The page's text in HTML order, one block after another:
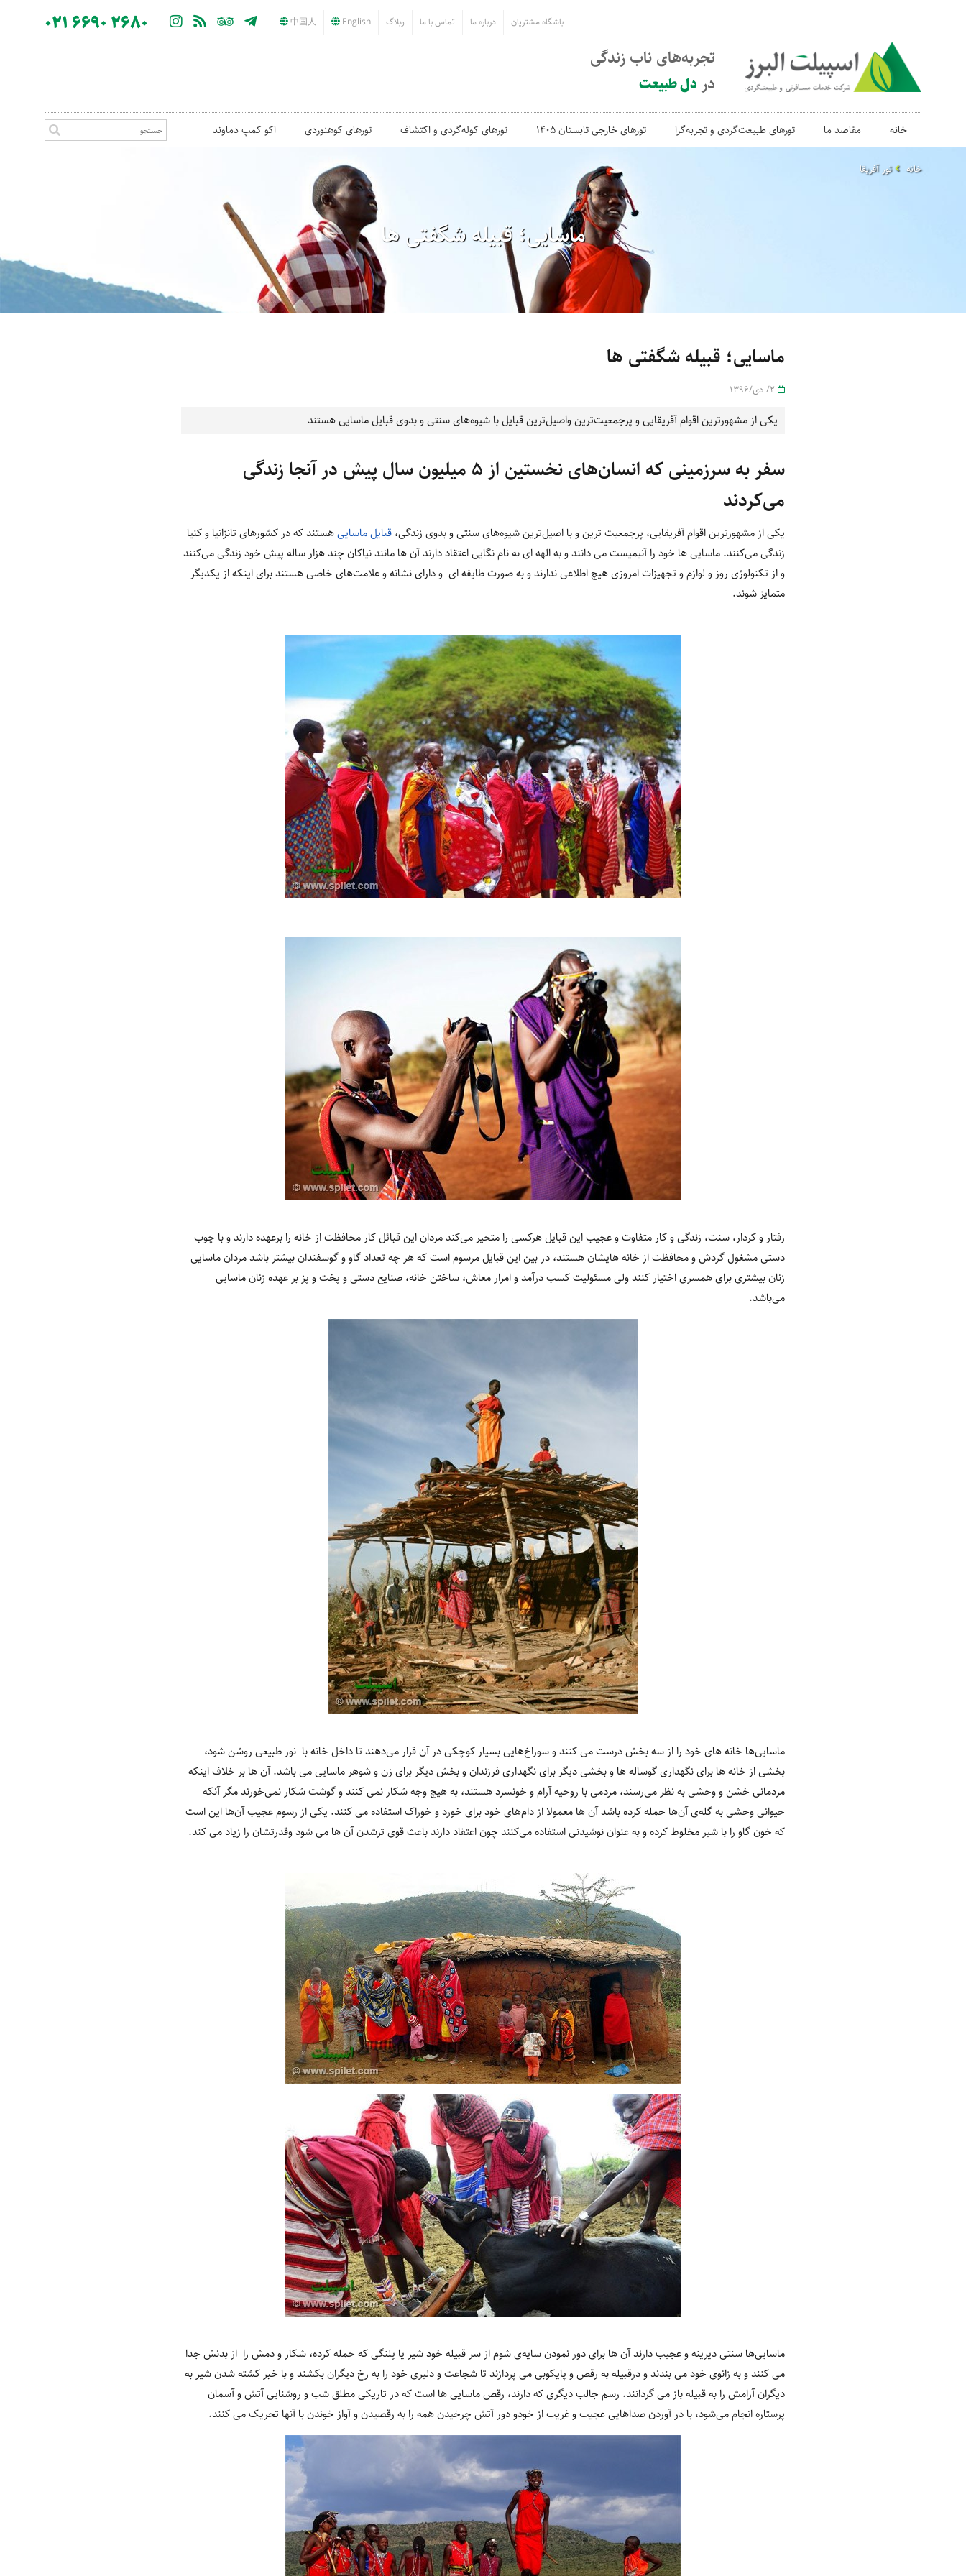
باشگاه مشتریان درباره ما تماس با ما وبلاگ English
中国人
021 6690 2680
تجربه‌های ناب زندگی
در دل طبیعت
خانه مقاصد ما تورهای طبیعت‌گردی و تجربه‌گرا تورهای خارجی تابستان 1405 تورهای کوله‌گردی و اکتشاف تورهای کوهنوردی اکو کمپ دماوند
خانه تور آفریقا
ماسایی؛ قبیله شگفتی ها
ماسایی؛ قبیله شگفتی ها
یکی از مشهورترین اقوام آفریقایی و پرجمعیت‌ترین واصیل‌ترین قبایل با شیوه‌های سنتی و بدوی قبایل ماسایی هستند
سفر به سرزمینی که انسان‌های نخستین از 5 میلیون سال پیش در آنجا زندگی
می‌کردند
یکی از مشهورترین اقوام آفریقایی، پرجمعیت‌ ترین و با اصیل‌‌ترین شیوه‌های سنتی و بدوی زندگی، قبایل ماساییهستند که در کشورهای تانزانیا و کنیا
زندگی می‌کنند. ماسایی ها خود را آنیمیست می‏‏‏ دانند و به الهه ای به نام نگایی اعتقاد دارند آن ها مانند نیاکان چند هزار ساله پیش خود زندگی می‌کنند
و از تکنولوژی روز و لوازم و تجهیزات امروزی هیچ اطلاعی ندارند و به صورت طایفه ای و دارای نشانه و علامت‌های خاصی هستند برای اینکه از یکدیگر
متمایز شوند.
رفتار و کردار، سنت، زندگی و کار متفاوت و عجیب این قبایل هرکسی را متحیر می‌کند مردان این قبائل کار محافظت از خانه را برعهده دارند و با چوب‌
دستی مشغول گردش و محافظت از خانه هایشان هستند، در بین این قبایل مرسوم است که هر چه تعداد گاو و گوسفندان بیشتر باشد مردان ماسایی
زنان بیشتری برای همسری اختیار کنند ولی مسئولیت کسب درآمد و امرار معاش، ساختن خانه، صنایع دستی و پخت و پز بر عهده زنان ماسایی
می‌باشد.
ماسایی‌ها خانه های خود را از سه بخش درست می کنند و سوراخ‌هایی بسیار کوچکی در آن قرار می‌دهند تا داخل خانه با نور طبیعی روشن ‌شود،
بخشی از خانه‌ ها برای نگهداری گوساله ها و بخشی دیگر برای نگهداری فرزندان و بخش دیگر برای زن و شوهر ماسایی می باشد. آن ها بر خلاف اینکه
مردمانی خشن و وحشی به نظر می‌رسند، مردمی با روحیه آرام و خونسرد هستند، به هیچ وجه شکار نمی کنند و گوشت شکار نمی‌خورند مگر آنکه
حیوانی وحشی به گله‌ی آن‌ها حمله کرده باشد آن ها معمولا از دام‌های خود برای خورد و خوراک استفاده می‌ کنند. یکی از رسوم عجیب آن‌ها این است
که خون گاو را با شیر مخلوط کرده و به عنوان نوشیدنی استفاده می‌کنند چون اعتقاد دارند باعث قوی ترشدن آن ها می شود وقدرتشان را زیاد می کند.
ماسایی‌ها سنتی دیرینه و عجیب دارند آن ها برای دور نمودن سایه‌ی شوم از سر قبیله خود شیر یا پلنگی که حمله کرده، شکار و دمش را از بدنش جدا
می کنند و به زانوی خود می بندند و درقبیله به رقص و پایکوبی می پردازند تا شجاعت و دلیری خود را به رخ دیگران بکشند و با خبر کشته شدن شیر به
دیگران آرامش را به قبیله باز می گردانند. رسم جالب دیگری که دارند، رقص ماسایی ها است که در تاریکی مطلق شب و روشنایی آتش و آسمان
پرستاره انجام می‌شود، با در آوردن صداهایی عجیب و غریب از خودو دور آتش چرخیدن همه را به رقصیدن و آواز خوندن با آنها تحریک می کنند.